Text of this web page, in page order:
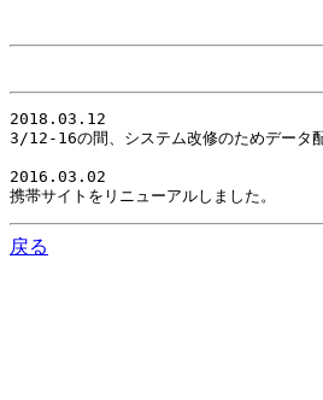
2018.03.12
3/12-16の間、システム改修のためデータ
2016.03.02
携帯サイトをリニューアルしました。
戻る